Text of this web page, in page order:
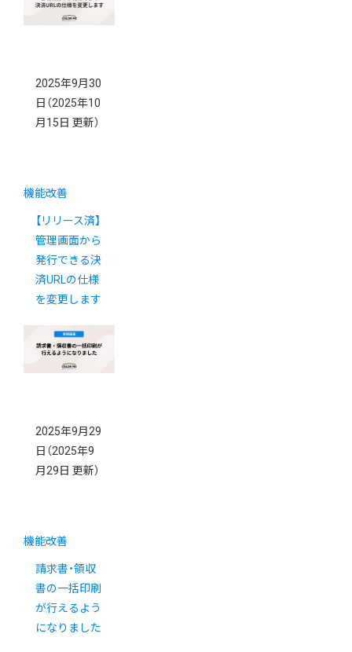
2025年9月30
日 （2025年10
月15日 更新）
機能改善
【リリース済】
管理画面から
発行できる決
済URLの仕様
を変更します
2025年9月29
日 （2025年9
月29日 更新）
機能改善
請求書・領収
書の一括印刷
が行えるよう
になりました